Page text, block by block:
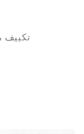
تكييف ميديا 1.5ح بارد